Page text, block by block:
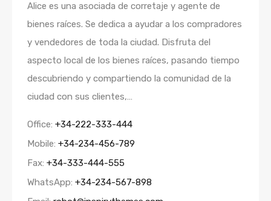
Alice es una asociada de corretaje y agente de
bienes raíces. Se dedica a ayudar a los compradores
y vendedores de toda la ciudad. Disfruta del
aspecto local de los bienes raíces, pasando tiempo
descubriendo y compartiendo la comunidad de la
ciudad con sus clientes,…
Office: +34-222-333-444
Mobile: +34-234-456-789
Fax: +34-333-444-555
WhatsApp: +34-234-567-898